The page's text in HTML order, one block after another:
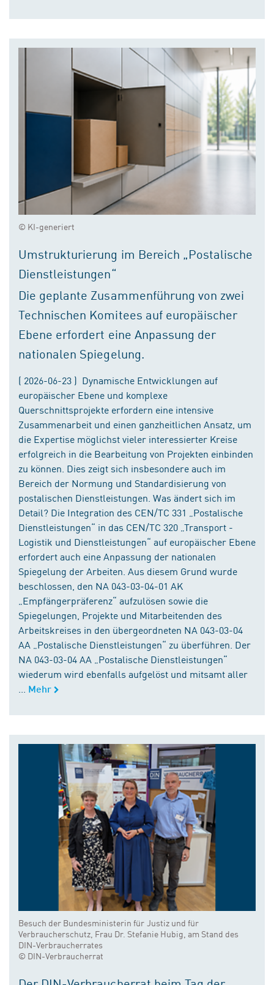
© KI-generiert
Umstrukturierung im Bereich „Postalische
Dienstleistungen“
Die geplante Zusammenführung von zwei
Technischen Komitees auf europäischer
Ebene erfordert eine Anpassung der
nationalen Spiegelung.
( 2026-06-23 ) Dynamische Entwicklungen auf
europäischer Ebene und komplexe
Querschnittsprojekte erfordern eine intensive
Zusammenarbeit und einen ganzheitlichen Ansatz, um
die Expertise möglichst vieler interessierter Kreise
erfolgreich in die Bearbeitung von Projekten einbinden
zu können. Dies zeigt sich insbesondere auch im
Bereich der Normung und Standardisierung von
postalischen Dienstleistungen. Was ändert sich im
Detail? Die Integration des CEN/TC 331 „Postalische
Dienstleistungen“ in das CEN/TC 320 „Transport -
Logistik und Dienstleistungen“ auf europäischer Ebene
erfordert auch eine Anpassung der nationalen
Spiegelung der Arbeiten. Aus diesem Grund wurde
beschlossen, den NA 043-03-04-01 AK
„Empfängerpräferenz“ aufzulösen sowie die
Spiegelungen, Projekte und Mitarbeitenden des
Arbeitskreises in den übergeordneten NA 043-03-04
AA „Postalische Dienstleistungen“ zu überführen. Der
NA 043-03-04 AA „Postalische Dienstleistungen“
wiederum wird ebenfalls aufgelöst und mitsamt aller
Mehr
Besuch der Bundesministerin für Justiz und für
Verbraucherschutz, Frau Dr. Stefanie Hubig, am Stand des
DIN-Verbraucherrates
© DIN-Verbraucherrat